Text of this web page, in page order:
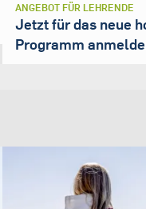
ANGEBOT FÜR LEHRENDE
Jetzt für das neue
Programm